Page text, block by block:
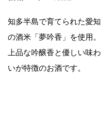
知多半島で育てられた愛知
の酒米「夢吟香」を使用。
上品な吟醸香と優しい味わ
いが特徴のお酒です。